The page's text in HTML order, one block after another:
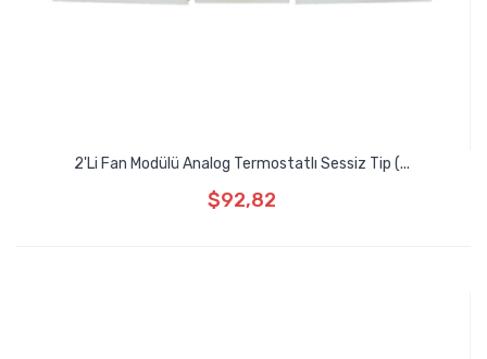
2'li Fan Modülü Analog Termostatlı Sessiz Tip (...
$92,82